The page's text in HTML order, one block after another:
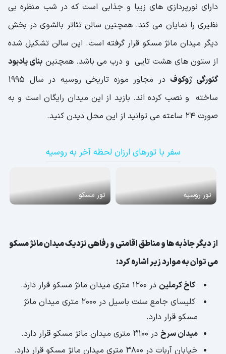
دارای نورپردازی های زیبا و جذابی است که در شب منظره بی
نظیری را نمایان می کند. همچنین سالن تئاتر بالشوی در بخش
دیگر میدان مانژ مسکو قرار گرفته است. این سالن تشکیل شده
از ستون های هشت تایی و درب می باشد. همچنین بنای یادبود
گئورگی ژوکوف
در مجاور موزه تاریخی روسیه در سال 1995
ساخته و نصب کرده اند. بازید از این میدان رایگان است و به
صورت 24 ساعته می توانید از این محل دیدن کنید.
سفر با تورهای ارزان لحظه آخر به روسیه
تور روسیه تور مسکو
از دیگر جاذبه ها و مناطق اقامتی و رفاهی نزدیک میدان مانژ مسکو
می توان به موارد زیر اشاره کرد:
کاخ کرملین در 1200 متری میدان مانژ مسکو قرار دارد.
کلیسای جامع سنت باسیل در 2000 متری میدان مانژ
مسکو قرار دارد.
میدان سرخ در 3100 متری میدان مانژ مسکو قرار دارد.
خیابان آربات در 3800 متری میدان مانژ مسکو قرار دارد.